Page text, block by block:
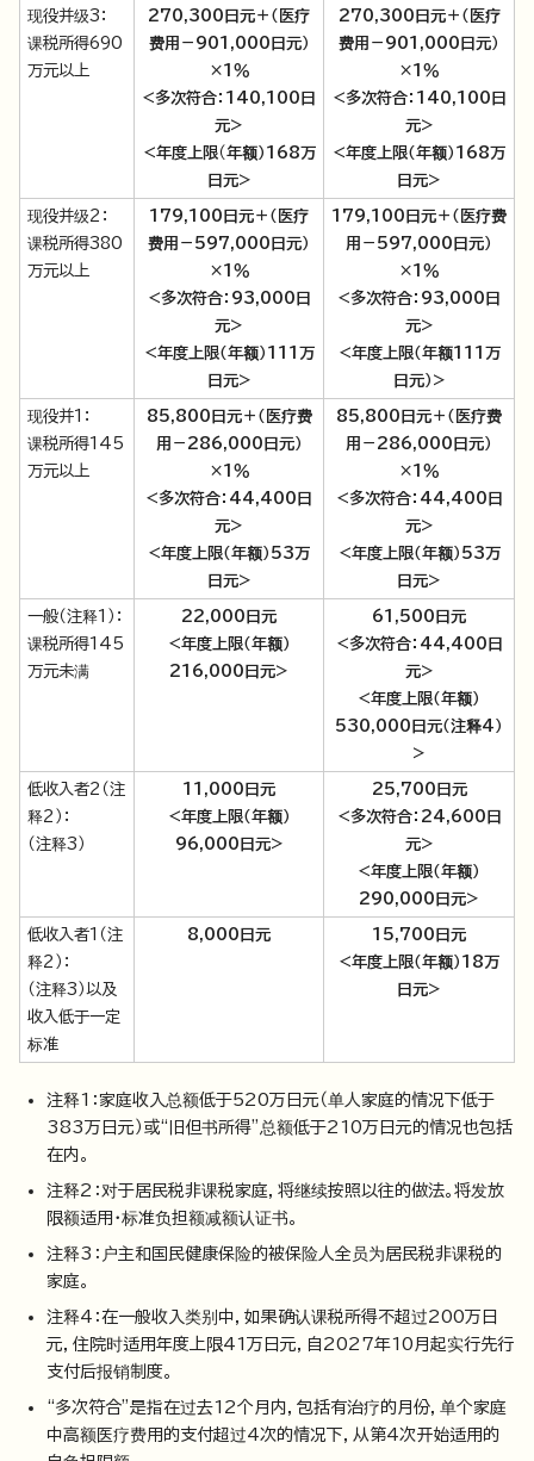
现役并级3：
课税所得690
万元以上
270,300日元＋（医疗
费用－901,000日元）
×1％
<多次符合：140,100日
元>
<年度上限（年额）168万
日元>
270,300日元＋（医疗
费用－901,000日元）
×1％
<多次符合：140,100日
元>
<年度上限（年额）168万
日元>
现役并级2：
课税所得380
万元以上
179,100日元＋（医疗
费用－597,000日元）
×1％
<多次符合：93,000日
元>
<年度上限（年额）111万
日元>
179,100日元＋（医疗费
用－597,000日元）
×1％
<多次符合：93,000日
元>
<年度上限（年额111万
日元）>
现役并1：
课税所得145
万元以上
85,800日元＋（医疗费
用－286,000日元）
×1％
<多次符合：44,400日
元>
<年度上限（年额）53万
日元>
85,800日元＋（医疗费
用－286,000日元）
×1％
<多次符合：44,400日
元>
<年度上限（年额）53万
日元>
一般（注释1）：
课税所得145
万元未满
22,000日元
<年度上限（年额）
216,000日元>
61,500日元
<多次符合：44,400日
元>
<年度上限（年额）
530,000日元（注释4）
>
低收入者2（注
释2）：
（注释3）
11,000日元
<年度上限（年额）
96,000日元>
25,700日元
<多次符合：24,600日
元>
<年度上限（年额）
290,000日元>
低收入者1（注
释2）：
（注释3）以及
收入低于一定
标准
8,000日元
15,700日元
<年度上限（年额）18万
日元>
注释1：家庭收入总额低于520万日元（单人家庭的情况下低于
383万日元）或“旧但书所得”总额低于210万日元的情况也包括
在内。
注释2：对于居民税非课税家庭，将继续按照以往的做法。将发放
限额适用・标准负担额减额认证书。
注释3：户主和国民健康保险的被保险人全员为居民税非课税的
家庭。
注释4：在一般收入类别中，如果确认课税所得不超过200万日
元，住院时适用年度上限41万日元，自2027年10月起实行先行
支付后报销制度。
“多次符合”是指在过去12个月内，包括有治疗的月份，单个家庭
中高额医疗费用的支付超过4次的情况下，从第4次开始适用的